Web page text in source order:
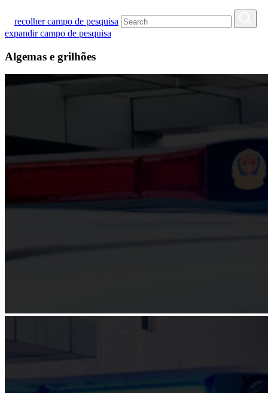
recolher campo de pesquisa
expandir campo de pesquisa
Algemas e grilhões